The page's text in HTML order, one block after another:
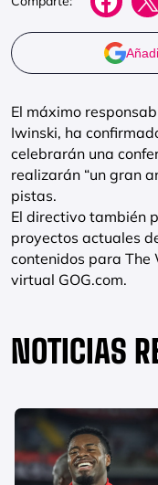
El máximo
Iwinski, ha
celebrarán una
realizarán “un gran
pistas.
El directivo también
proyectos actuales
contenidos para The
virtual GOG.com.
NOTICIAS